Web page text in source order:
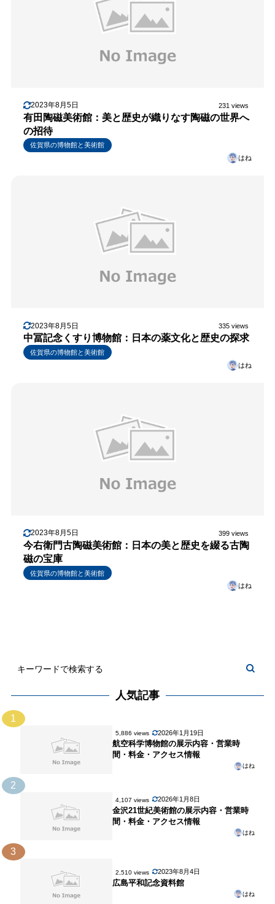
2023年8月5日 231 views
有田陶磁美術館：美と歴史が織りなす陶磁の世界へ
の招待
佐賀県の博物館と美術館
はね
2023年8月5日 335 views
中冨記念くすり博物館：日本の薬文化と歴史の探求
佐賀県の博物館と美術館
はね
2023年8月5日 399 views
今右衛門古陶磁美術館：日本の美と歴史を綴る古陶
磁の宝庫
佐賀県の博物館と美術館
はね
人気記事
1
5,886 views 2026年1月19日
航空科学博物館の展示内容・営業時
間・料金・アクセス情報
はね
2
4,107 views 2026年1月8日
金沢21世紀美術館の展示内容・営業時
間・料金・アクセス情報
はね
3
2,510 views 2023年8月4日
広島平和記念資料館
はね